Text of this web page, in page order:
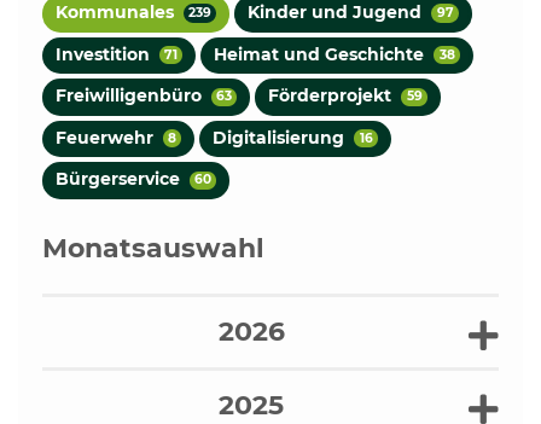
Kommunales 239 Kinder und Jugend 97
Investition 71 Heimat und Geschichte 38
Freiwilligenbüro 63 Förderprojekt 59
Feuerwehr 8 Digitalisierung 16
Bürgerservice 60
Monatsauswahl
2026
2025